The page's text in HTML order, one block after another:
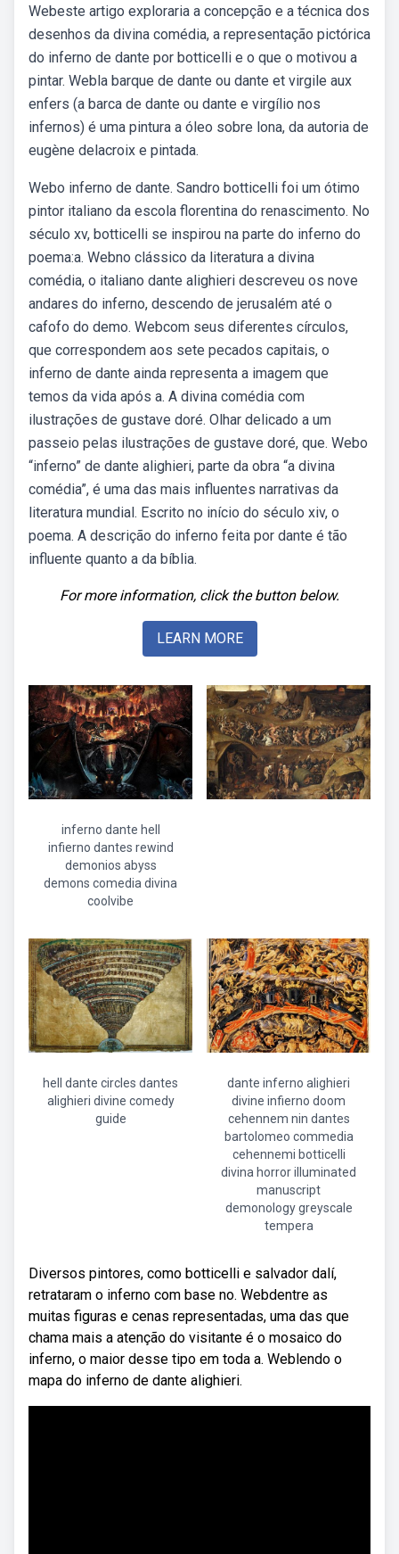
Webeste artigo exploraria a concepção e a técnica dos
desenhos da divina comédia, a representação pictórica
do inferno de dante por botticelli e o que o motivou a
pintar. Webla barque de dante ou dante et virgile aux
enfers (a barca de dante ou dante e virgílio nos
infernos) é uma pintura a óleo sobre lona, da autoria de
eugène delacroix e pintada.
Webo inferno de dante. Sandro botticelli foi um ótimo
pintor italiano da escola florentina do renascimento. No
século xv, botticelli se inspirou na parte do inferno do
poema:a. Webno clássico da literatura a divina
comédia, o italiano dante alighieri descreveu os nove
andares do inferno, descendo de jerusalém até o
cafofo do demo. Webcom seus diferentes círculos,
que correspondem aos sete pecados capitais, o
inferno de dante ainda representa a imagem que
temos da vida após a. A divina comédia com
ilustrações de gustave doré. Olhar delicado a um
passeio pelas ilustrações de gustave doré, que. Webo
“inferno” de dante alighieri, parte da obra “a divina
comédia”, é uma das mais influentes narrativas da
literatura mundial. Escrito no início do século xiv, o
poema. A descrição do inferno feita por dante é tão
influente quanto a da bíblia.
For more information, click the button below.
LEARN MORE
inferno dante hell
infierno dantes rewind
demonios abyss
demons comedia divina
coolvibe
hell dante circles dantes
alighieri divine comedy
guide
dante inferno alighieri
divine infierno doom
cehennem nin dantes
bartolomeo commedia
cehennemi botticelli
divina horror illuminated
manuscript
demonology greyscale
tempera
Diversos pintores, como botticelli e salvador dalí,
retrataram o inferno com base no. Webdentre as
muitas figuras e cenas representadas, uma das que
chama mais a atenção do visitante é o mosaico do
inferno, o maior desse tipo em toda a. Weblendo o
mapa do inferno de dante alighieri.